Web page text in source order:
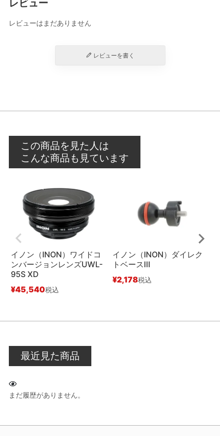
レビュー
レビューはまだありません
レビューを書く
この商品を見た人は
こんな商品も見ています
イノン（INON）ワイドコ
ンバージョンレンズUWL-
95S XD
¥45,540税込
イノン（INON）ダイレク
トベースⅢ
¥2,178税込
最近見た商品
まだ履歴がありません。